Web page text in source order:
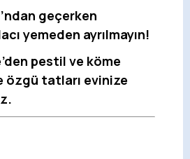
geçerken
yemeden ayrılmayın!
pestil ve köme
özgü tatları evinize